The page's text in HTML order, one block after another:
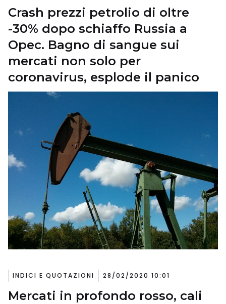
Crash prezzi petrolio di oltre
-30% dopo schiaffo Russia a
Opec. Bagno di sangue sui
mercati non solo per
coronavirus, esplode il panico
INDICI E QUOTAZIONI 28/02/2020 10:01
Mercati in profondo rosso, cali